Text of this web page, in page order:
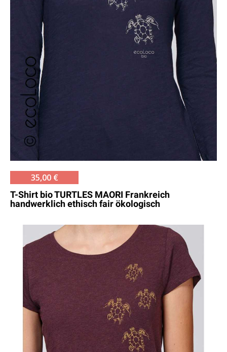
35,00 €
T-Shirt bio TURTLES MAORI Frankreich
handwerklich ethisch fair ökologisch